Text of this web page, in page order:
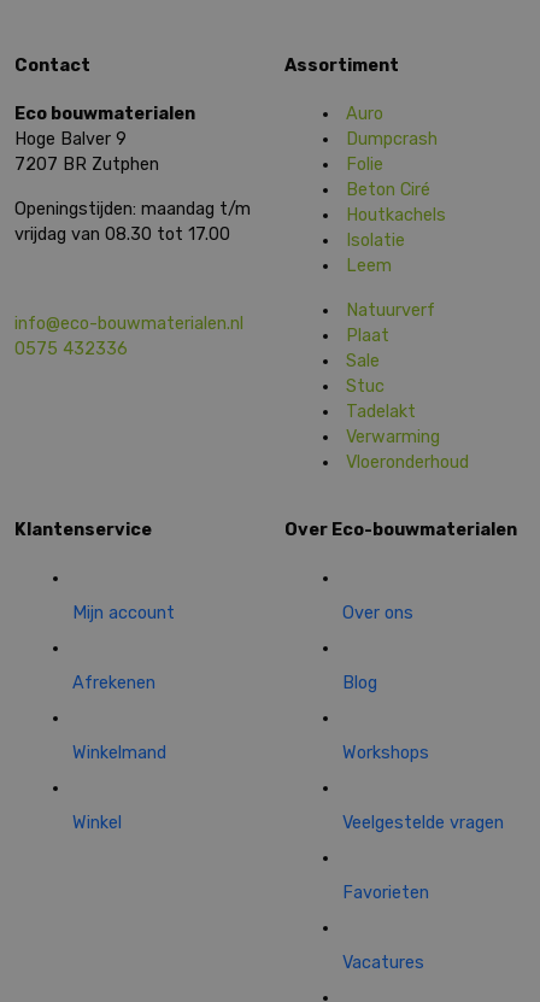
Contact
Eco bouwmaterialen
Hoge Balver 9
7207 BR Zutphen
Openingstijden: maandag t/m
vrijdag van 08.30 tot 17.00
info@eco-bouwmaterialen.nl
0575 432336
Assortiment
Auro
Dumpcrash
Folie
Beton Ciré
Houtkachels
Isolatie
Leem
Natuurverf
Plaat
Sale
Stuc
Tadelakt
Verwarming
Vloeronderhoud
Klantenservice
Mijn account
Afrekenen
Winkelmand
Winkel
Over Eco-bouwmaterialen
Over ons
Blog
Workshops
Veelgestelde vragen
Favorieten
Vacatures